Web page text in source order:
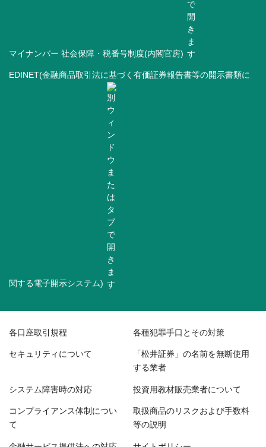
マイナンバー 社会保障・税番号制度(内閣官房)
EDINET(金融商品取引法に基づく有価証券報告書等の開示書類に
関する電子開示システム)
各口座取引規程 各種犯罪手口とその対策
セキュリティについて 「松井証券」の名前を無断使用
する業者
システム障害時の対応 投資用教材販売業者について
コンプライアンス体制につい
て
取扱商品のリスクおよび手数料
等の説明